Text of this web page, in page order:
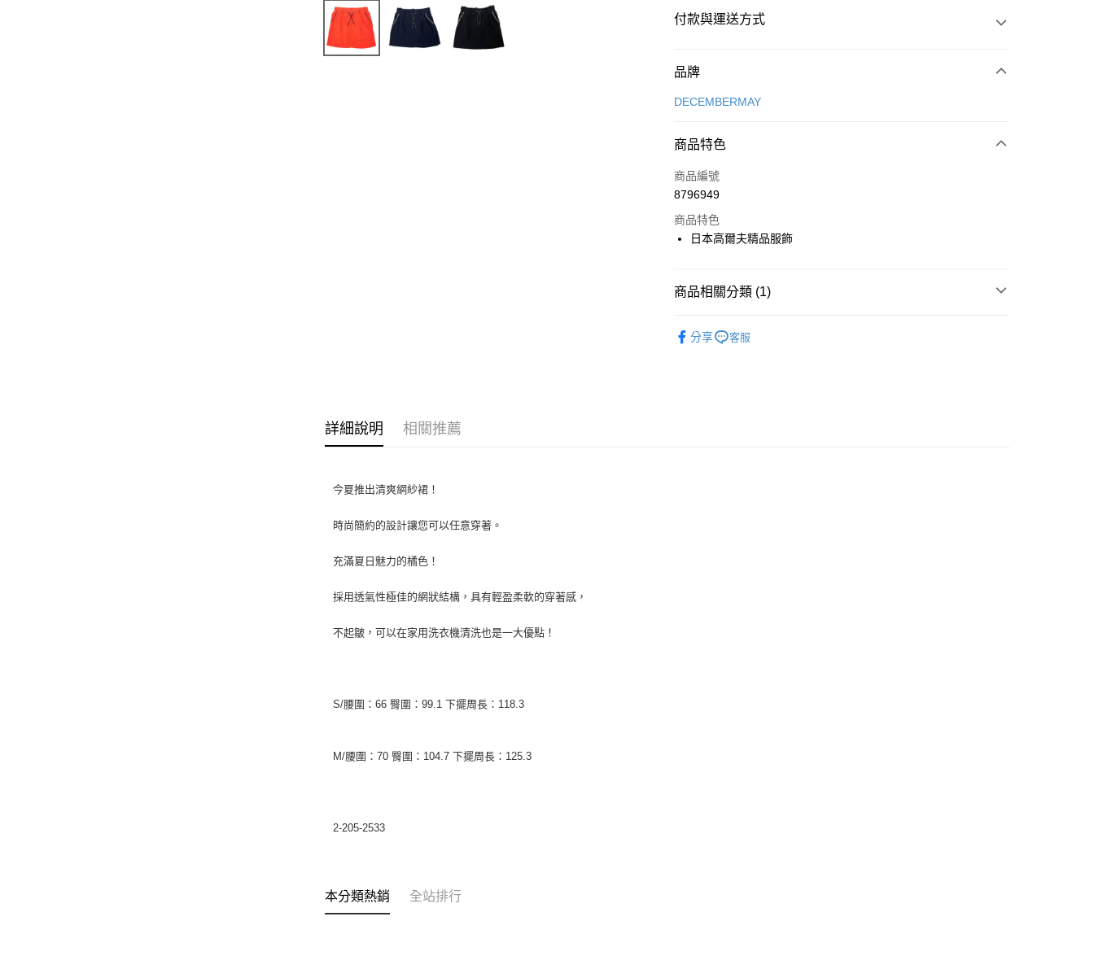
付款與運送方式
付款方式
信用卡一次付款
全盈+PAY
運送方式
每筆NT$60
每筆NT$60
品牌
DECEMBERMAY
商品特色
商品編號
8796949
商品特色
日本高爾夫精品服飾
商品相關分類 (1)
分享
客服
詳細說明 相關推薦
今夏推出清爽網紗裙！
時尚簡約的設計讓您可以任意穿著。
充滿夏日魅力的橘色！
採用透氣性極佳的網狀結構，具有輕盈柔軟的穿著感，
不起皺，可以在家用洗衣機清洗也是一大優點！
S/腰圍：66 臀圍：99.1 下擺周長：118.3
M/腰圍：70 臀圍：104.7 下擺周長：125.3
2-205-2533
本分類熱銷 全站排行